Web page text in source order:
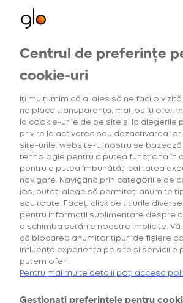
ÎNREGISTRARE
Am deja cont, vreau să mă
E-mail
Parolă
pentru
Cumpără primul tău Starter Kit cu40%
AFLĂ MAI
*Ofertă valabilă în perioada 29.07.2026-29.08.2026, în limita
Centrul de preferințe
cookie-uri
Îți mulțumim că ai ales să ne faci o vizită
ne place transparența, mai jos îți
la cookie-urile de pe site și la alegerile
privire la activarea sau dezactivarea
site-urile, website-ul nostru se
tehnologie pentru a putea funcționa în
pentru a putea îmbunătăți calitatea
navigare. Navigând prin categoriile de
jos, puteți alege să permiteți anumite
sau toate. Faceți click pe titlurile
pentru informații suplimentare despre
a schimba setările noastre implicite. Vă
că blocarea anumitor tipuri de fișiere
influența experiența pe site și serviciile
putem oferi.
Pentru mai multe detalii poți accesa
Gestionați preferințele pentru